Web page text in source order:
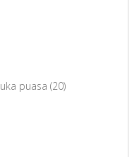
puasa (20)